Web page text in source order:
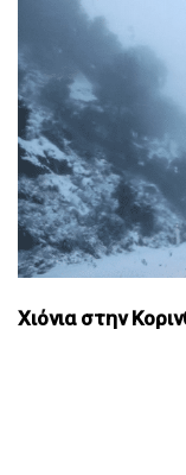
Χιόνια στην